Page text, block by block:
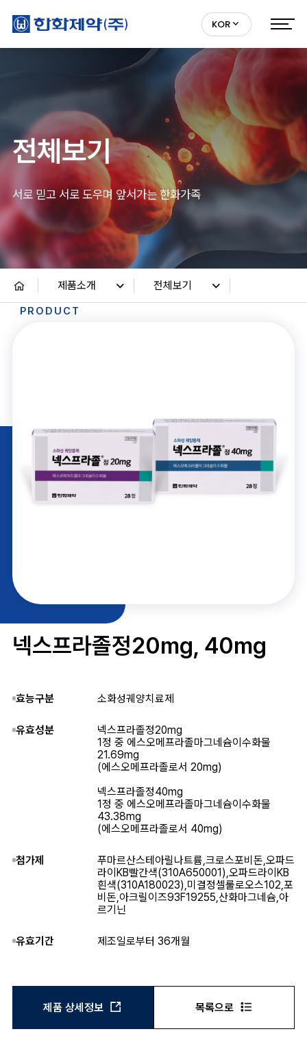
KOR
전체보기
서로 믿고 서로 도우며 앞서가는 한화가족
제품소개 전체보기
PRODUCT
넥스프라졸정20mg, 40mg
효능구분 소화성궤양치료제
유효성분
넥스프라졸정20mg
1정 중 에스오메프라졸마그네슘이수화물
21.69mg
(에스오메프라졸로서 20mg)
넥스프라졸정40mg
1정 중 에스오메프라졸마그네슘이수화물
43.38mg
(에스오메프라졸로서 40mg)
첨가제
푸마르산스테아릴나트륨,크로스포비돈,오파드
라이KB빨간색(310A650001),오파드라이KB
흰색(310A180023),미결정셀룰로오스102,포
비돈,아크릴이즈93F19255,산화마그네슘,아
르기닌
유효기간 제조일로부터 36개월
제품 상세정보 목록으로